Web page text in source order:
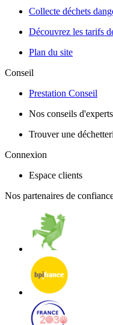
Collecte déchets
Découvrez les tarifs
Plan du site
Conseil
Prestation Conseil
Nos conseils d'experts
Trouver une
Connexion
Espace clients
Nos partenaires de